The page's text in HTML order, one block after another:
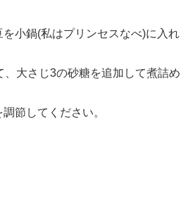
小鍋(私はプリンセスなべ)に入れ
、大さじ3の砂糖を追加して煮詰め
節してください。